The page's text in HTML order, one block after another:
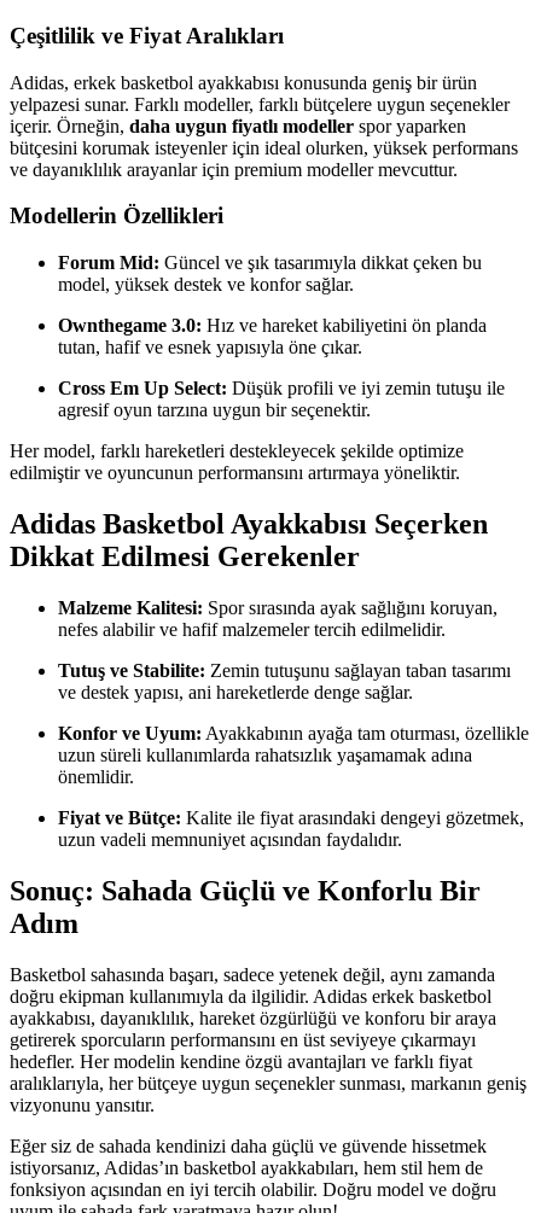
Çeşitlilik ve Fiyat Aralıkları
Adidas, erkek basketbol ayakkabısı konusunda geniş bir ürün
yelpazesi sunar. Farklı modeller, farklı bütçelere uygun seçenekler
içerir. Örneğin, daha uygun fiyatlı modeller spor yaparken
bütçesini korumak isteyenler için ideal olurken, yüksek performans
ve dayanıklılık arayanlar için premium modeller mevcuttur.
Modellerin Özellikleri
Forum Mid: Güncel ve şık tasarımıyla dikkat çeken bu
model, yüksek destek ve konfor sağlar.
Ownthegame 3.0: Hız ve hareket kabiliyetini ön planda
tutan, hafif ve esnek yapısıyla öne çıkar.
Cross Em Up Select: Düşük profili ve iyi zemin tutuşu ile
agresif oyun tarzına uygun bir seçenektir.
Her model, farklı hareketleri destekleyecek şekilde optimize
edilmiştir ve oyuncunun performansını artırmaya yöneliktir.
Adidas Basketbol Ayakkabısı Seçerken
Dikkat Edilmesi Gerekenler
Malzeme Kalitesi: Spor sırasında ayak sağlığını koruyan,
nefes alabilir ve hafif malzemeler tercih edilmelidir.
Tutuş ve Stabilite: Zemin tutuşunu sağlayan taban tasarımı
ve destek yapısı, ani hareketlerde denge sağlar.
Konfor ve Uyum: Ayakkabının ayağa tam oturması, özellikle
uzun süreli kullanımlarda rahatsızlık yaşamamak adına
önemlidir.
Fiyat ve Bütçe: Kalite ile fiyat arasındaki dengeyi gözetmek,
uzun vadeli memnuniyet açısından faydalıdır.
Sonuç: Sahada Güçlü ve Konforlu Bir
Adım
Basketbol sahasında başarı, sadece yetenek değil, aynı zamanda
doğru ekipman kullanımıyla da ilgilidir. Adidas erkek basketbol
ayakkabısı, dayanıklılık, hareket özgürlüğü ve konforu bir araya
getirerek sporcuların performansını en üst seviyeye çıkarmayı
hedefler. Her modelin kendine özgü avantajları ve farklı fiyat
aralıklarıyla, her bütçeye uygun seçenekler sunması, markanın geniş
vizyonunu yansıtır.
Eğer siz de sahada kendinizi daha güçlü ve güvende hissetmek
istiyorsanız, Adidas’ın basketbol ayakkabıları, hem stil hem de
fonksiyon açısından en iyi tercih olabilir. Doğru model ve doğru